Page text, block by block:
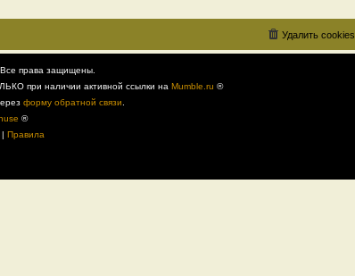
Удалить cookies
права защищены.
при наличии активной ссылки на Mumble.ru ®
форму обратной связи.
®
Правила